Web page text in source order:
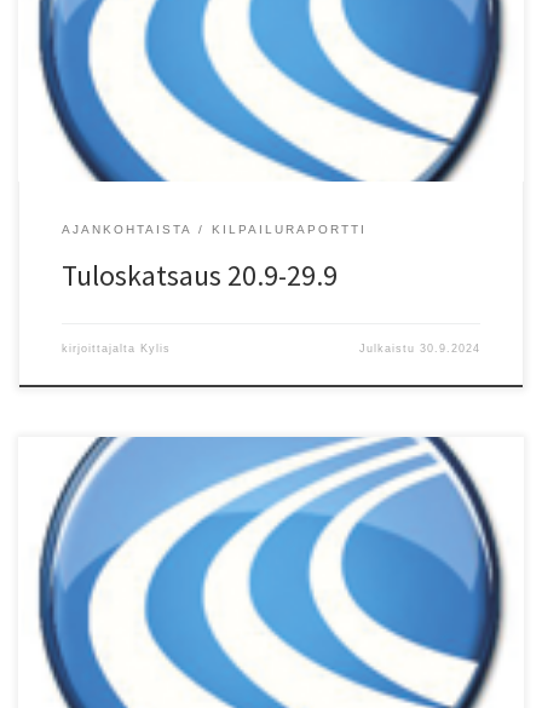
Lappalainen (-89) (Helsinki) 1.18.23, 2) Aapo Kinnunen (-90)
RunClub 1.20.28, 3) Samuli Laine (-86) (Helsinki) 1.27.06. N 10 km
tiejuoksu/RR 1) Kaisa Kankaanpää (-92) HelsJuo 46.28, 2) Nina
Sarnesto (-75) HelsJuo […]
AJANKOHTAISTA KILPAILURAPORTTI
Tuloskatsaus 20.9-29.9
kirjoittajalta Kylis Julkaistu30.9.2024
Piirin syysmoniotteluissa syntyi kolme piiriennätystä. Vantaan
Salamien Erik Korpela (P12) ja Helsingin Kisa-Veikkojen Sonja
Korpela (T10) ottelivat uudet piiriennätyspisteet. Vantaan Salamien
Lilia Silvennoinen juoksi 800 metrillä uuden 9-vuotiaiden
piiriennätyksen. Ysivuotiaat ovat olleet tällä kaudella iskussa.
Silvennoinen juoksi 10.9 myös 600 metrillä piiriennätyksen Eltsussa
ja HKV:n Manzana Tallgren 4.9 Porvoossa 150 […]